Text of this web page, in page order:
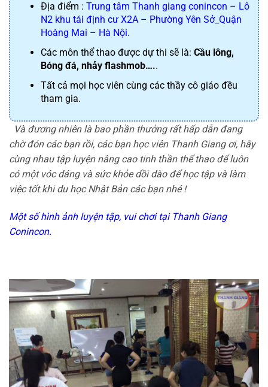
Địa điểm : Trung tâm Thanh giang conincon – Lô
N2 khu tái định cư X2A – Phường Yên Sở_Quận
Hoàng Mai – Hà Nội.
Các môn thể thao được dự thi sẽ là: Cầu lông,
Bóng đá, nhảy flashmob…..
Tất cả mọi học viên cùng các thầy cô giáo đều
tham gia.
Và đương nhiên là bao phần thưởng rất hấp dẫn đang
chờ đón các bạn rồi, các bạn học viên Thanh Giang ơi, hãy
cùng nhau tập luyện nâng cao tinh thần thể thao để luôn
có một vóc dáng và sức khỏe dồi dào để học tập và làm
việc tốt khi du học Nhật Bản các bạn nhé !
Một số hình ảnh luyện tập, vui chơi tại Thanh Giang
Conincon.